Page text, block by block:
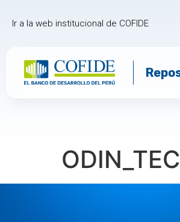
Ir a la web institucional de COFIDE